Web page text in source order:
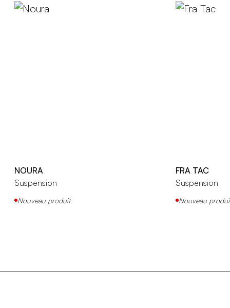
NOURA
Suspension
Nouveau produit
FRA TAC
Suspension
Nouveau